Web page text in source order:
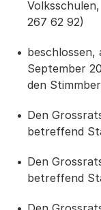
267 62 92)
beschlossen,
September
den
Den
betreffend
Den
betreffend